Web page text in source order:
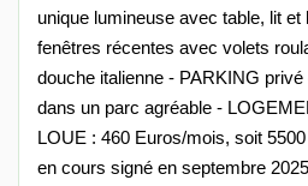
unique lumineuse avec table, lit
fenêtres récentes avec volets
douche italienne - PARKING
dans un parc agréable -
LOUE : 460 Euros/mois, soit
en cours signé en septembre